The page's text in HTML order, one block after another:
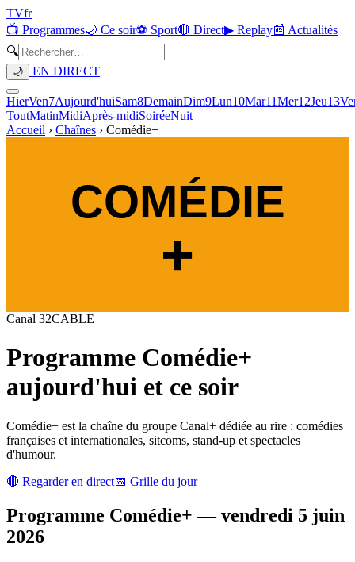
TVfr
📺 Programmes🌙 Ce soir⚽ Sport🔴 Direct▶ Replay📰 Actualités
🔍
🌙 EN DIRECT
HierVen7Aujourd'huiSam8DemainDim9Lun10Mar11Mer12Jeu13
ToutMatinMidiAprès-midiSoiréeNuit
Accueil › Chaînes › Comédie+
Canal 32CABLE
Programme Comédie+
aujourd'hui et ce soir
Comédie+ est la chaîne du groupe Canal+ dédiée au rire : comédies
françaises et internationales, sitcoms, stand-up et spectacles
d'humour.
🔴 Regarder en direct📅 Grille du jour
Programme Comédie+ —vendredi 5 juin
2026